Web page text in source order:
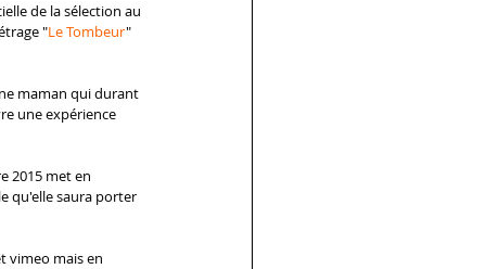
de la sélection au
"Le Tombeur"
maman qui durant
une expérience
2015 met en
qu'elle saura porter
vimeo mais en